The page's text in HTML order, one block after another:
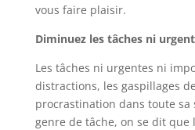
vous faire plaisir.
Diminuez les tâches ni
Les tâches ni urgentes ni
distractions, les gaspillages
procrastination dans toute sa
genre de tâche, on se dit que